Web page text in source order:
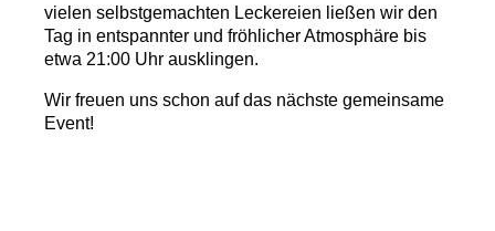
vielen selbstgemachten Leckereien ließen wir den
Tag in entspannter und fröhlicher Atmosphäre bis
etwa 21:00 Uhr ausklingen.
Wir freuen uns schon auf das nächste gemeinsame
Event!